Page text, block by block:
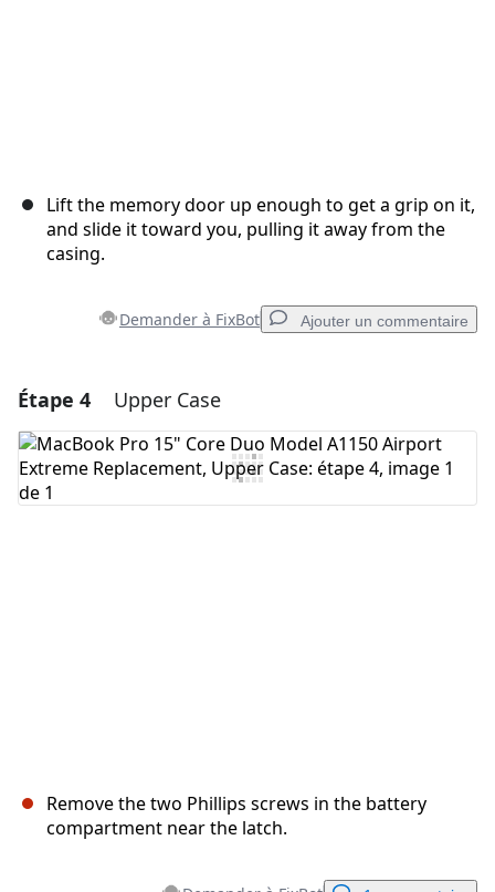
Lift the memory door up enough to get a grip on it,
and slide it toward you, pulling it away from the
casing.
Demander à FixBot Ajouter un commentaire
Ajouter un commentaire
Ajouter un commentaire
Étape 4 Upper Case
Remove the two Phillips screws in the battery
compartment near the latch.